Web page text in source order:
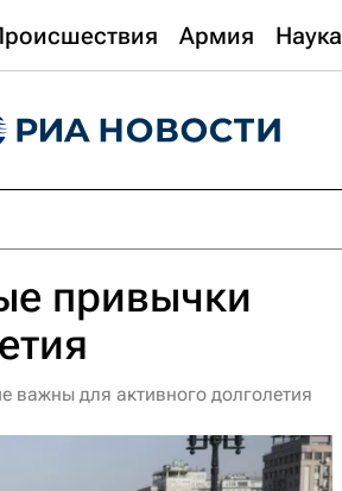
Армия Наука
привычки
важны для активного долголетия